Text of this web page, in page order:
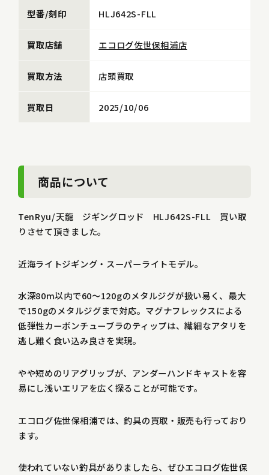
型番/刻印 HLJ642S-FLL
買取店舗 エコログ佐世保相浦店
買取方法 店頭買取
買取日 2025/10/06
商品について
TenRyu/天龍 ジギングロッド HLJ642S-FLL 買い取
りさせて頂きました。
近海ライトジギング・スーパーライトモデル。
水深80m以内で60～120gのメタルジグが扱い易く、最大
で150gのメタルジグまで対応。マグナフレックスによる
低弾性カーボンチューブラのティップは、繊細なアタリを
逃し難く食い込み良さを実現。
やや短めのリアグリップが、アンダーハンドキャストを容
易にし浅いエリアを広く探ることが可能です。
エコログ佐世保相浦では、釣具の買取・販売も行っており
ます。
使われていない釣具がありましたら、ぜひエコログ佐世保